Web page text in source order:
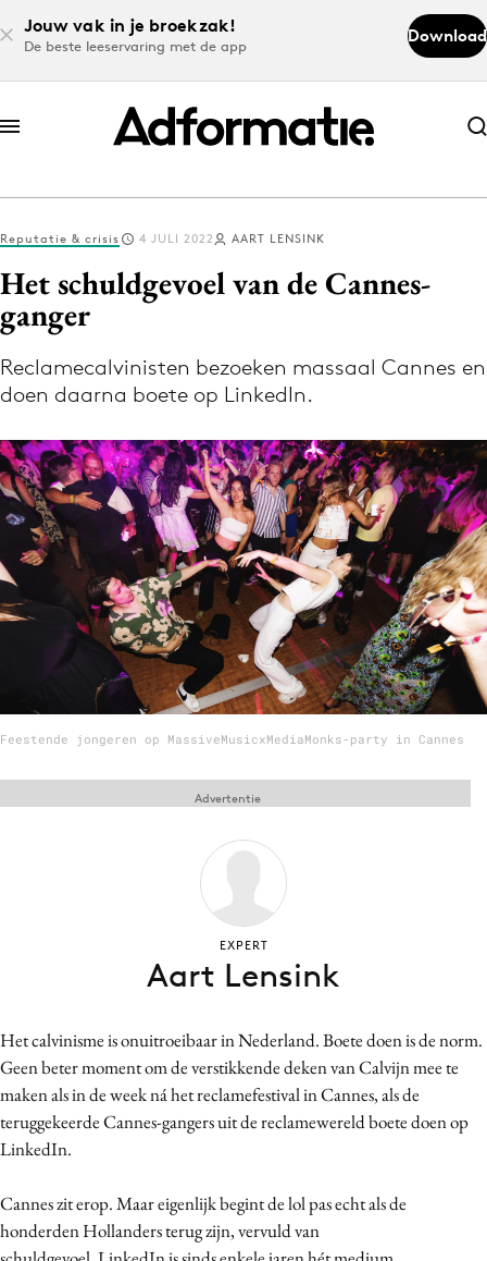
Jouw vak in je broekzak!
De beste leeservaring met de app
Download
Abonneer nu
Abonneer nu
Log in
Volg het laatste nieuws via de Adformatie
Nieuws app
Menu
Home
9 sept: GenAI-training
12 nov: MarketingLive!
Adverteren
Events
Opleidingen
Vacatures
Artificial Intelligence
Campagnes
Carriere
Contentmarketing
Craft
Customer Experience
Data & Insights
Design
Reputatie & crisis 4 JULI 2022 AART LENSINK
Het schuldgevoel van de Cannes-
ganger
Reclamecalvinisten bezoeken massaal Cannes en
doen daarna boete op LinkedIn.
Feestende jongeren op MassiveMusicxMediaMonks-party in Cannes
Het calvinisme is onuitroeibaar in Nederland. Boete doen is de norm.
Geen beter moment om de verstikkende deken van Calvijn mee te
maken als in de week ná het reclamefestival in Cannes, als de
teruggekeerde Cannes-gangers uit de reclamewereld boete doen op
LinkedIn.
Cannes zit erop. Maar eigenlijk begint de lol pas echt als de
honderden Hollanders terug zijn, vervuld van
Advertentie
EXPERT
Aart Lensink